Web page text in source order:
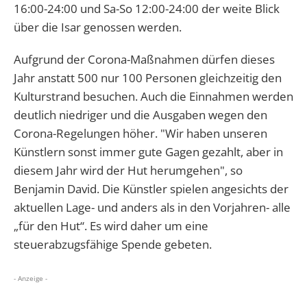
16:00-24:00 und Sa-So 12:00-24:00 der weite Blick
über die Isar genossen werden.
Aufgrund der Corona-Maßnahmen dürfen dieses
Jahr anstatt 500 nur 100 Personen gleichzeitig den
Kulturstrand besuchen. Auch die Einnahmen werden
deutlich niedriger und die Ausgaben wegen den
Corona-Regelungen höher. "Wir haben unseren
Künstlern sonst immer gute Gagen gezahlt, aber in
diesem Jahr wird der Hut herumgehen", so
Benjamin David. Die Künstler spielen angesichts der
aktuellen Lage- und anders als in den Vorjahren- alle
„für den Hut“. Es wird daher um eine
steuerabzugsfähige Spende gebeten.
- Anzeige -